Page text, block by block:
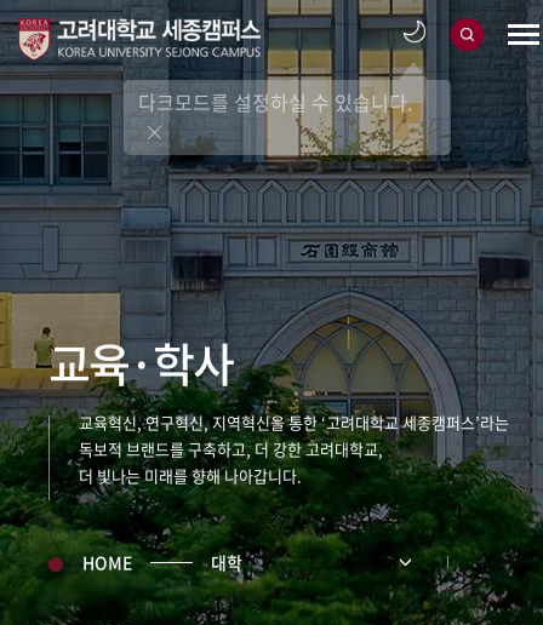
다크모드를 설정하실 수 있습니다.
교육·학사
교육혁신, 연구혁신, 지역혁신을 통한 ‘고려대학교 세종캠퍼스’라는
독보적 브랜드를 구축하고, 더 강한 고려대학교,
더 빛나는 미래를 향해 나아갑니다.
HOME 대학